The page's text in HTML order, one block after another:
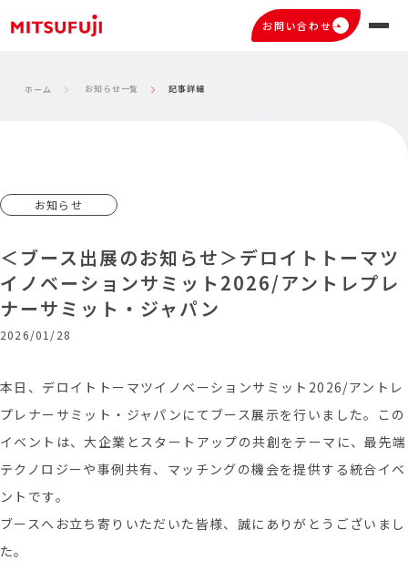
お問い合わせ
ホーム お知らせ一覧 記事詳細
お知らせ
＜ブース出展のお知らせ＞デロイトトーマツ
イノベーションサミット2026/アントレプレ
ナーサミット・ジャパン
2026/01/28
本日、デロイトトーマツイノベーションサミット2026/アントレ
プレナーサミット・ジャパンにてブース展示を行いました。この
イベントは、大企業とスタートアップの共創をテーマに、最先端
テクノロジーや事例共有、マッチングの機会を提供する統合イベ
ントです。
ブースへお立ち寄りいただいた皆様、誠にありがとうございまし
た。